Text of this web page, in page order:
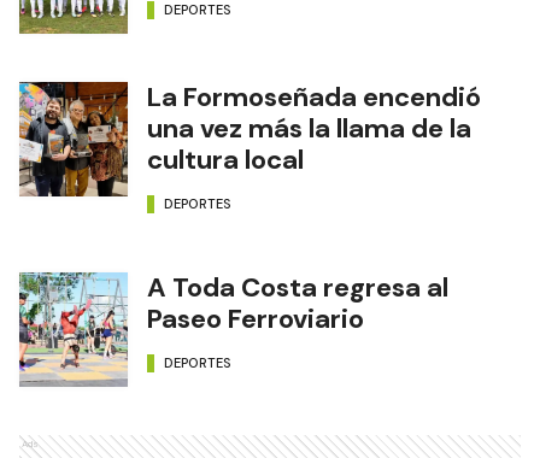
DEPORTES
La Formoseñada encendió
una vez más la llama de la
cultura local
DEPORTES
A Toda Costa regresa al
Paseo Ferroviario
DEPORTES
Ads